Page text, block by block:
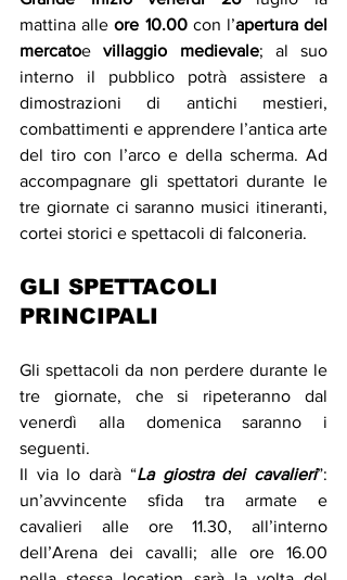
mattina alle ore 10.00 con l’apertura del
mercatoe villaggio medievale; al suo
interno il pubblico potrà assistere a
dimostrazioni di antichi mestieri,
combattimenti e apprendere l’antica arte
del tiro con l’arco e della scherma. Ad
accompagnare gli spettatori durante le
tre giornate ci saranno musici itineranti,
cortei storici e spettacoli di falconeria.
GLI SPETTACOLI
PRINCIPALI
Gli spettacoli da non perdere durante le
tre giornate, che si ripeteranno dal
venerdì alla domenica saranno i
seguenti.
Il via lo darà “La giostra dei cavalieri”:
un’avvincente sfida tra armate e
cavalieri alle ore 11.30, all’interno
dell’Arena dei cavalli; alle ore 16.00